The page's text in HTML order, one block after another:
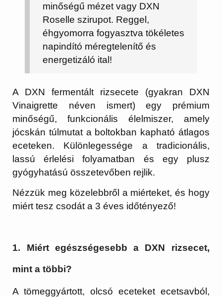
minőségű mézet vagy DXN
Roselle szirupot. Reggel,
éhgyomorra fogyasztva tökéletes
napindító méregtelenítő és
energetizáló ital!
A DXN fermentált rizsecete (gyakran DXN
Vinaigrette néven ismert) egy prémium
minőségű, funkcionális élelmiszer, amely
jócskán túlmutat a boltokban kapható átlagos
eceteken. Különlegessége a tradicionális,
lassú érlelési folyamatban és egy plusz
gyógyhatású összetevőben rejlik.
Nézzük meg közelebbről a miérteket, és hogy
miért tesz csodát a 3 éves időtényező!
1. Miért egészségesebb a DXN rizsecet,
mint a többi?
A tömeggyártott, olcsó eceteket ecetsavból,